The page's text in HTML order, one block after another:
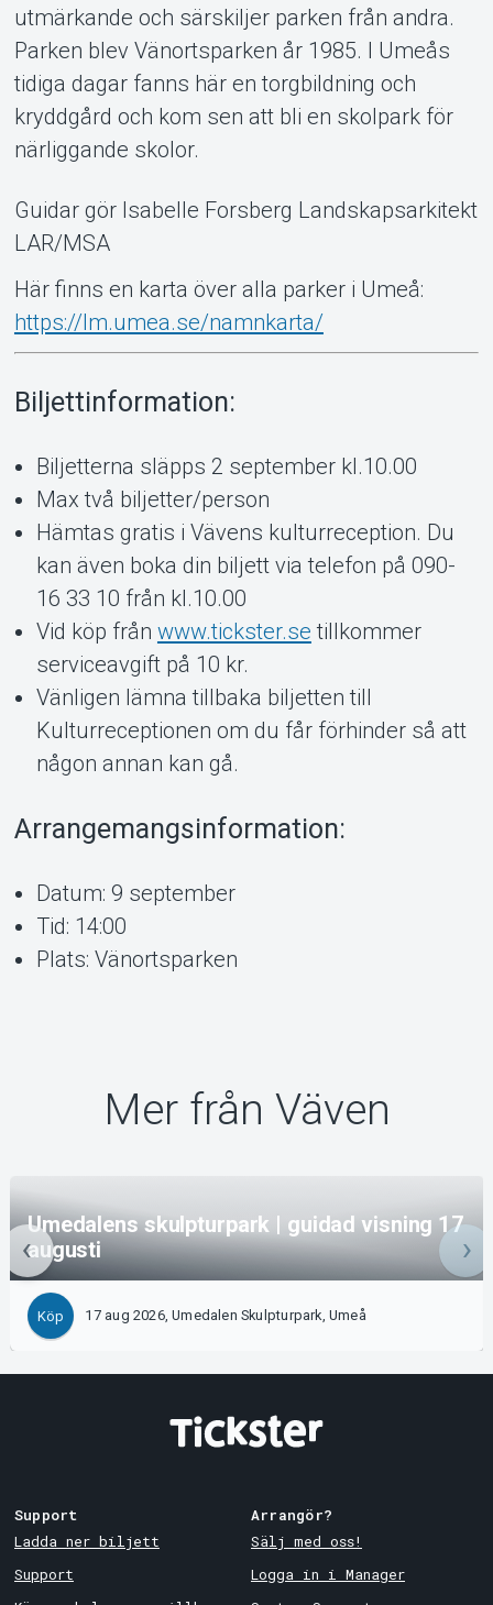
utmärkande och särskiljer parken från andra.
Parken blev Vänortsparken år 1985. I Umeås
tidiga dagar fanns här en torgbildning och
kryddgård och kom sen att bli en skolpark för
närliggande skolor.
Guidar gör Isabelle Forsberg Landskapsarkitekt
LAR/MSA
Här finns en karta över alla parker i Umeå:
https://lm.umea.se/namnkarta/
Biljettinformation:
Biljetterna släpps 2 september kl.10.00
Max två biljetter/person
Hämtas gratis i Vävens kulturreception. Du
kan även boka din biljett via telefon på 090-
16 33 10 från kl.10.00
Vid köp från www.tickster.se tillkommer
serviceavgift på 10 kr.
Vänligen lämna tillbaka biljetten till
Kulturreceptionen om du får förhinder så att
någon annan kan gå.
Arrangemangsinformation:
Datum: 9 september
Tid: 14:00
Plats: Vänortsparken
Mer från Väven
Umedalens skulpturpark | guidad visning 17
augusti
Köp 17 aug 2026, Umedalen Skulpturpark, Umeå
Support
Ladda ner biljett
Support
Arrangör?
Sälj med oss!
Logga in i Manager